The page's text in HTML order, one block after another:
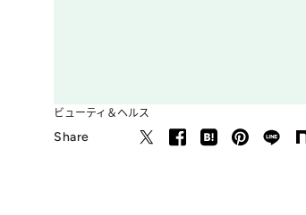
ビューティ＆ヘルス
Share